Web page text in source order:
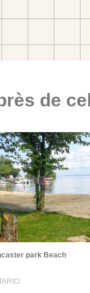
de
park Beach